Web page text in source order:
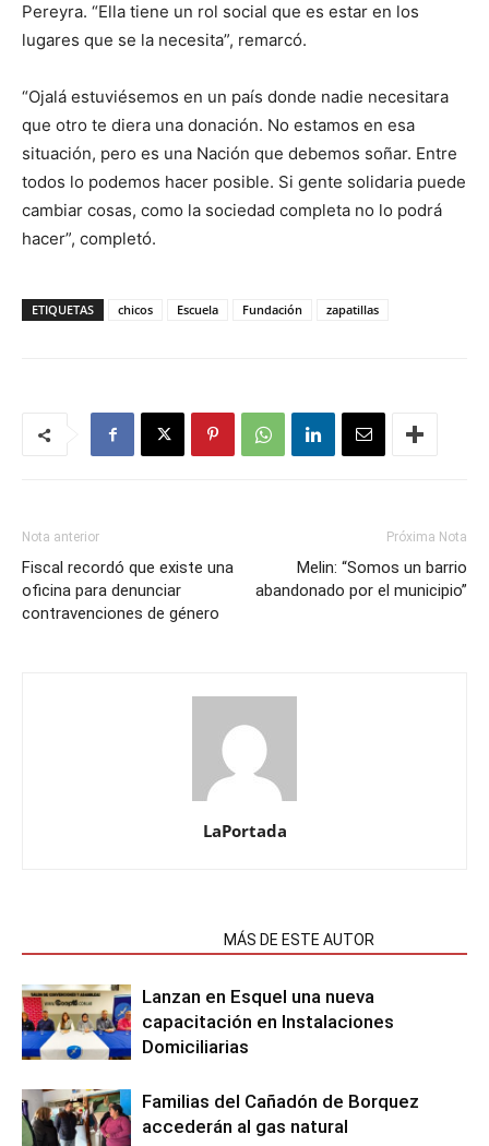
Pereyra. “Ella tiene un rol social que es estar en los
lugares que se la necesita”, remarcó.
“Ojalá estuviésemos en un país donde nadie necesitara
que otro te diera una donación. No estamos en esa
situación, pero es una Nación que debemos soñar. Entre
todos lo podemos hacer posible. Si gente solidaria puede
cambiar cosas, como la sociedad completa no lo podrá
hacer”, completó.
ETIQUETAS chicos Escuela Fundación zapatillas
Nota anterior
Fiscal recordó que existe una
oficina para denunciar
contravenciones de género
Próxima Nota
Melin: “Somos un barrio
abandonado por el municipio”
LaPortada
MÁS DE ESTE AUTOR
Lanzan en Esquel una nueva
capacitación en Instalaciones
Domiciliarias
Familias del Cañadón de Borquez
accederán al gas natural